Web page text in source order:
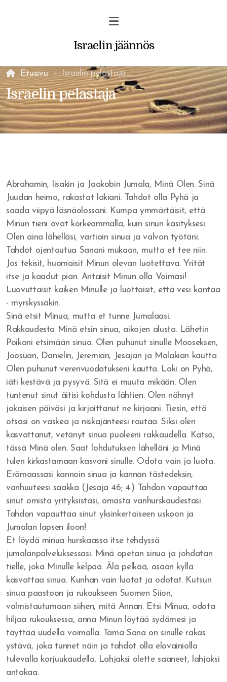
Israelin jäännös
Etusivu Israelin pelastaja
Israelin pelastaja
Abrahamin, Iisakin ja Jaakobin Jumala, Minä Olen. Sinä
Juudan heimo, rakastat lakiani. Tahdot olla Pyhä ja
saada viipyä läsnäolossani. Kumpa ymmärtäisit, että
Minun tieni ovat korkeammalla, kuin sinun käsityksesi.
Olen aina lähelläsi, vartioin sinua ja valvon työtäni.
Tahdot ojentautua Sanani mukaan, mutta et tee niin.
Jos tekisit, huomaisit Minun olevan luotettava. Yrität
itse ja kaadut pian. Antaisit Minun olla Voimasi!
Luovuttaisit kaiken Minulle ja luottaisit, että vesi kantaa
- myrskyssäkin.
Sinä etsit Minua, mutta et tunne Jumalaasi.
Rakkaudesta Minä etsin sinua, aikojen alusta. Lähetin
Poikani etsimään sinua. Olen puhunut sinulle Mooseksen,
Joosuan, Danielin, Jeremian, Jesajan ja Malakian kautta.
Olen puhunut verenvuodatukseni kautta. Laki on Pyhä,
iäti kestävä ja pysyvä. Sitä ei muuta mikään. Olen
tuntenut sinut äitisi kohdusta lähtien. Olen nähnyt
jokaisen päiväsi ja kirjoittanut ne kirjaani. Tiesin, että
otsasi on vaskea ja niskajänteesi rautaa. Siksi olen
kasvattanut, vetänyt sinua puoleeni rakkaudella. Katso,
tässä Minä olen. Saat lohdutuksen lähelläni ja Minä
tulen kirkastamaan kasvoni sinulle. Odota vain ja luota.
Erämaassasi kannoin sinua ja kannan tästedeksin,
vanhuuteesi saakka (Jesaja 46; 4.) Tahdon vapauttaa
sinut omista yrityksistäsi, omasta vanhurskaudestasi.
Tahdon vapauttaa sinut yksinkertaiseen uskoon ja
Jumalan lapsen iloon!
Et löydä minua hurskaassa itse tehdyssä
jumalanpalveluksessasi. Minä opetan sinua ja johdatan
tielle, joka Minulle kelpaa. Älä pelkää, osaan kyllä
kasvattaa sinua. Kunhan vain luotat ja odotat. Kutsun
sinua paastoon ja rukoukseen Suomen Siion,
valmistautumaan siihen, mitä Annan. Etsi Minua, odota
hiljaa rukouksessa, anna Minun löytää sydämesi ja
täyttää uudella voimalla. Tämä Sana on sinulle rakas
ystävä, joka tunnet näin ja tahdot olla elovainiolla
tulevalla korjuukaudella. Lahjaksi olette saaneet, lahjaksi
antakaa.
Profetiat ja unet
Herätys!
Jerobeam vai Paavali?
Rukousvastauksia ja Jumalan huolenpitoa
Miksi ei tule herätystä?
Tapahtukoon Sinun tahtosi
Herran koulussa
Missä on armo?
Tuli syttyy rinnassa
Voittoja
Eben-ezer
Rakkautta veljiäni kohtaan
Jumala vapauttaa synnistä
Armoa armon päälle
Herätys tulee - vaino alkaa
Veljesten sovinto
Itsensä hyväksyminen
Tuomitseminen
Iankaikkisia siunauksia
Viisauden ja tiedon viettelys